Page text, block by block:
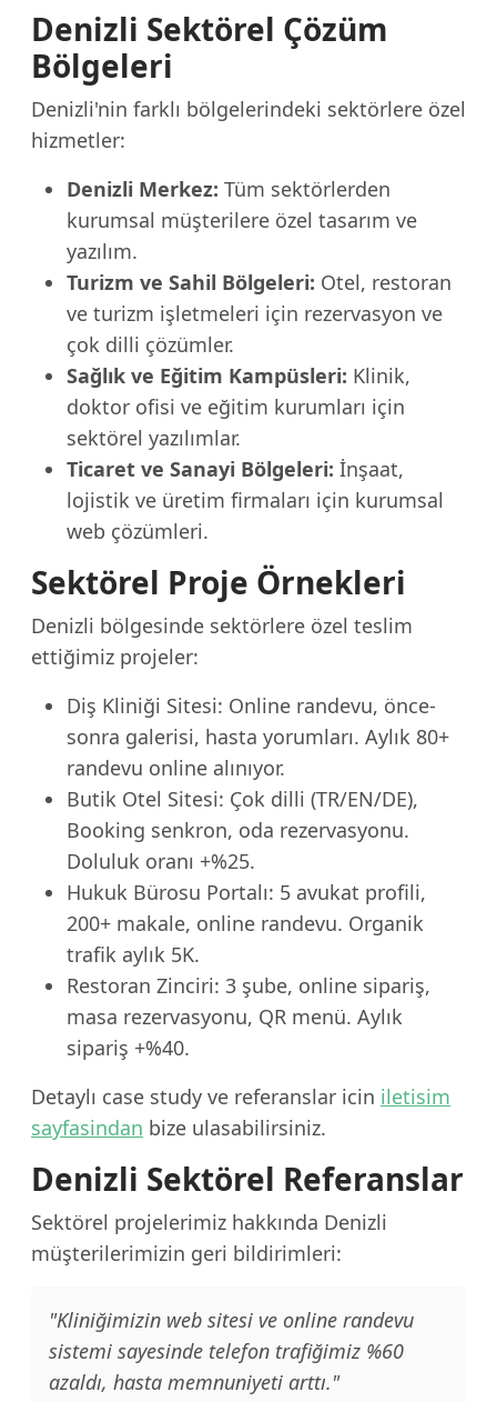
Denizli Sektörel Çözüm
Bölgeleri
Denizli'nin farklı bölgelerindeki sektörlere özel
hizmetler:
Denizli Merkez: Tüm sektörlerden
kurumsal müşterilere özel tasarım ve
yazılım.
Turizm ve Sahil Bölgeleri: Otel, restoran
ve turizm işletmeleri için rezervasyon ve
çok dilli çözümler.
Sağlık ve Eğitim Kampüsleri: Klinik,
doktor ofisi ve eğitim kurumları için
sektörel yazılımlar.
Ticaret ve Sanayi Bölgeleri: İnşaat,
lojistik ve üretim firmaları için kurumsal
web çözümleri.
Sektörel Proje Örnekleri
Denizli bölgesinde sektörlere özel teslim
ettiğimiz projeler:
Diş Kliniği Sitesi: Online randevu, önce-
sonra galerisi, hasta yorumları. Aylık 80+
randevu online alınıyor.
Butik Otel Sitesi: Çok dilli (TR/EN/DE),
Booking senkron, oda rezervasyonu.
Doluluk oranı +%25.
Hukuk Bürosu Portalı: 5 avukat profili,
200+ makale, online randevu. Organik
trafik aylık 5K.
Restoran Zinciri: 3 şube, online sipariş,
masa rezervasyonu, QR menü. Aylık
sipariş +%40.
Detaylı case study ve referanslar icin iletisim
sayfasindan bize ulasabilirsiniz.
Denizli Sektörel Referanslar
Sektörel projelerimiz hakkında Denizli
müşterilerimizin geri bildirimleri:
"Kliniğimizin web sitesi ve online randevu
sistemi sayesinde telefon trafiğimiz %60
azaldı, hasta memnuniyeti arttı."